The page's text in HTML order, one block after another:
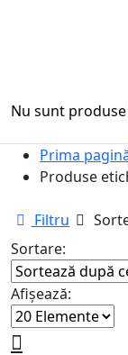
Nu sunt
Prima
Produse
Filtru
Sortare:
Afișează: